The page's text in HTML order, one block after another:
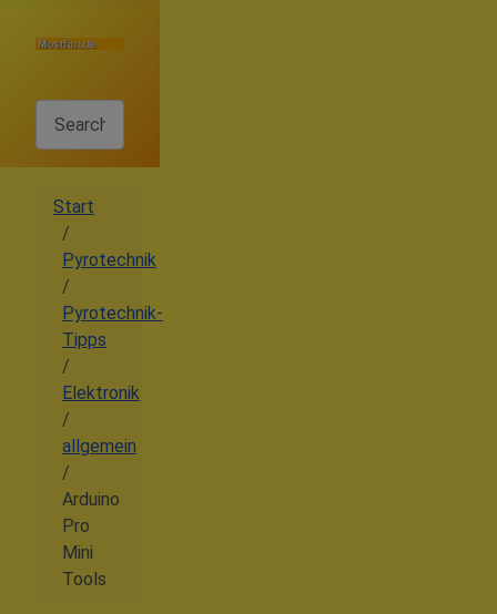
Start
Pyrotechnik
Pyrotechnik-
Tipps
Elektronik
allgemein
Arduino
Pro
Mini
Tools